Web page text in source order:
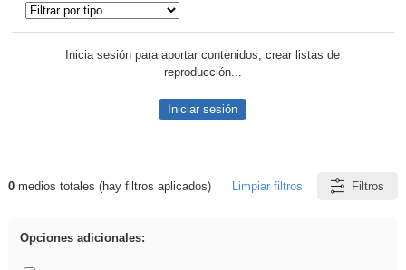
Inicia sesión para aportar contenidos, crear listas de
reproducción...
Iniciar sesión
Resultados de: EvAU
0medios totales (hay filtros aplicados) Limpiar filtros Filtros
Opciones adicionales: